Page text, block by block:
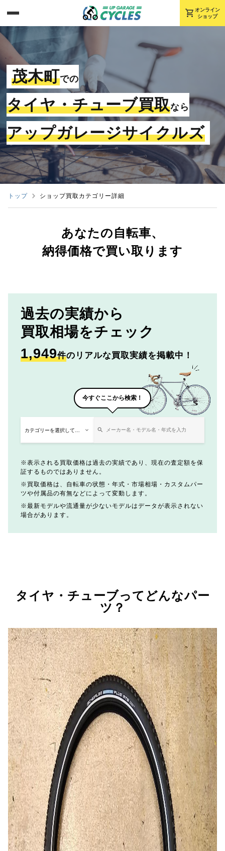
shopping_cart オンライン
ショップ
茂木町での
タイヤ・チューブ買取なら
アップガレージサイクルズ
トップ ショップ買取カテゴリー詳細
あなたの自転車、
納得価格で買い取ります
過去の実績から
買取相場をチェック
1,949件のリアルな買取実績を掲載中！
今すぐここから検索！
表示される買取価格は過去の実績であり、現在の査定額を保
証するものではありません。
買取価格は、自転車の状態・年式・市場相場・カスタムパー
ツや付属品の有無などによって変動します。
最新モデルや流通量が少ないモデルはデータが表示されない
場合があります。
タイヤ・チューブってどんなパー
ツ？